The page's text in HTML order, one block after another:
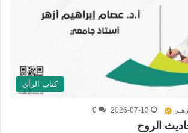
كتاب الرأي
2026-07-13
0
الروح